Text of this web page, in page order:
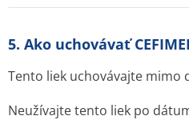
5. Ako uchovávať
Tento liek uchovávajte mimo
Neužívajte tento liek po